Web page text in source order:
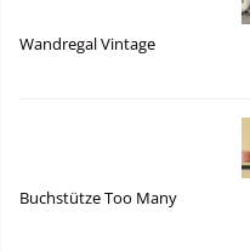
Wandregal Vintage
Buchstütze Too Many